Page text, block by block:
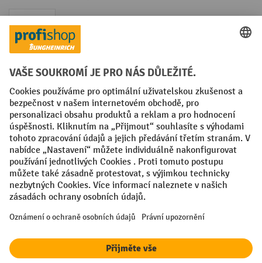
Faktura
Sociální sítě
Facebook
YouTubeLinkedIn
VODP Otisk
Prohlášení o ochraně osobních údajů
Nastavení ochrany osobních údajů
All prices excl. VAT plusshipping costsand possible delivery charges,
¹ Sleva platí do vyprodání zásob. Sleva se nevztahuje na akční ceny.